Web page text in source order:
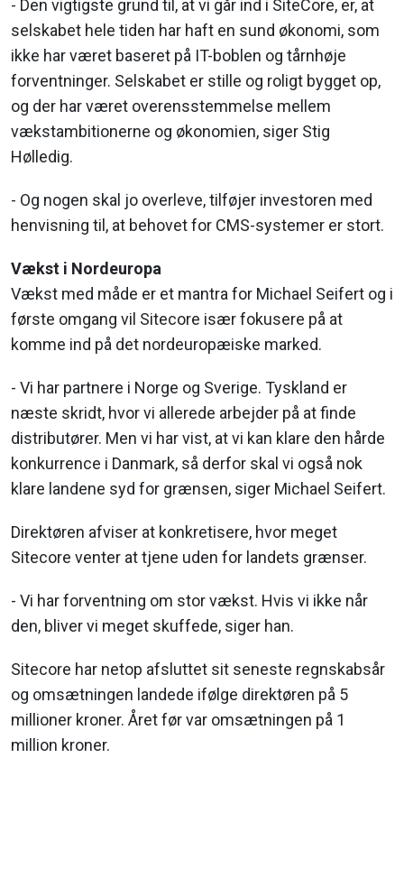
- Den vigtigste grund til, at vi går ind i SiteCore, er, at
selskabet hele tiden har haft en sund økonomi, som
ikke har været baseret på IT-boblen og tårnhøje
forventninger. Selskabet er stille og roligt bygget op,
og der har været overensstemmelse mellem
vækstambitionerne og økonomien, siger Stig
Hølledig.
- Og nogen skal jo overleve, tilføjer investoren med
henvisning til, at behovet for CMS-systemer er stort.
Vækst i Nordeuropa
Vækst med måde er et mantra for Michael Seifert og i
første omgang vil Sitecore især fokusere på at
komme ind på det nordeuropæiske marked.
- Vi har partnere i Norge og Sverige. Tyskland er
næste skridt, hvor vi allerede arbejder på at finde
distributører. Men vi har vist, at vi kan klare den hårde
konkurrence i Danmark, så derfor skal vi også nok
klare landene syd for grænsen, siger Michael Seifert.
Direktøren afviser at konkretisere, hvor meget
Sitecore venter at tjene uden for landets grænser.
- Vi har forventning om stor vækst. Hvis vi ikke når
den, bliver vi meget skuffede, siger han.
Sitecore har netop afsluttet sit seneste regnskabsår
og omsætningen landede ifølge direktøren på 5
millioner kroner. Året før var omsætningen på 1
million kroner.